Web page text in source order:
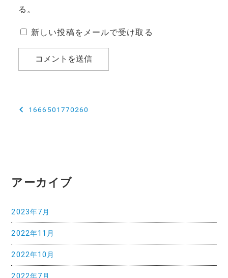
る。
新しい投稿をメールで受け取る
投
ゲ
シ
ョ
ン
1666501770260
アーカイブ
2023年7月
2022年11月
2022年10月